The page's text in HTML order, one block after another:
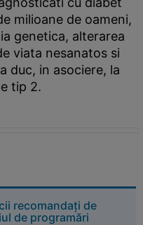
milioane de oameni,
genetica, alterarea
viata nesanatos si
duc, in asociere, la
tip 2.
recomandați de
de programări